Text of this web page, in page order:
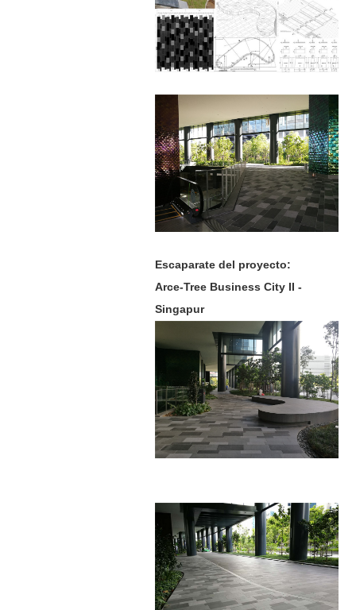
Escaparate del proyecto:
Arce-Tree Business City II -
Singapur